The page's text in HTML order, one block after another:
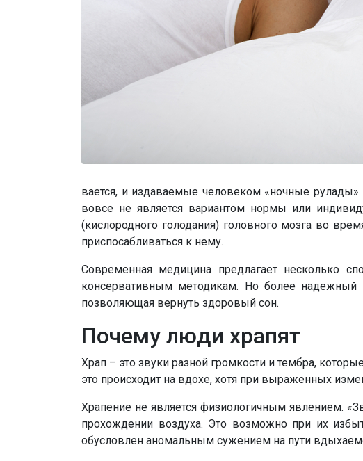
вается, и издаваемые человеком «ночные
вовсе не является вариантом нормы или
(кислородного голодания) головного мозга во
приспосабливаться к нему.
Современная медицина предлагает несколько
консервативным методикам. Но более надежный
позволяющая вернуть здоровый сон.
Почему люди храпят
Храп – это звуки разной громкости и тембра,
это происходит на вдохе, хотя при выраженных
Храпение не является физиологичным явлением.
прохождении воздуха. Это возможно при их
обусловлен аномальным сужением на пути